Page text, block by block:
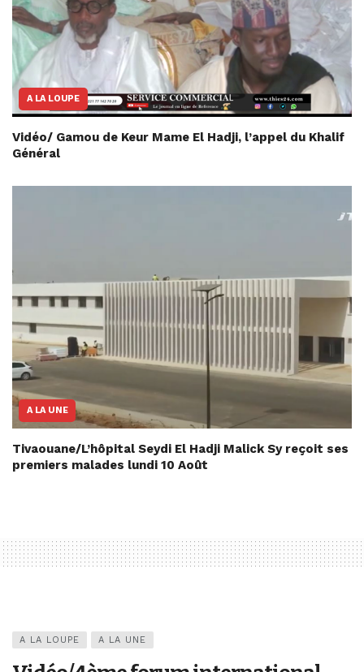
A LA LOUPE
Vidéo/ Gamou de Keur Mame El Hadji, l’appel du Khalif
Général
A LA UNE
Tivaouane/L’hôpital Seydi El Hadji Malick Sy reçoit ses
premiers malades lundi 10 Août
A LA LOUPE A LA UNE